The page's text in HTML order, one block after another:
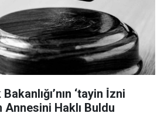
‘tayin İ̇zni
Annesini Haklı Buldu